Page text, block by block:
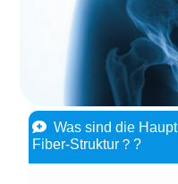
Was sind die
Fiber-Struktur？?